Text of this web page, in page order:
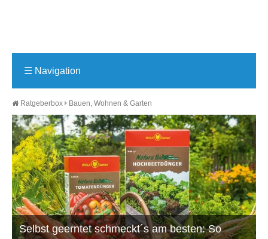
☰ Navigation
Ratgeberbox Bauen, Wohnen & Garten
Selbst geerntet schmeckt´s am besten: So